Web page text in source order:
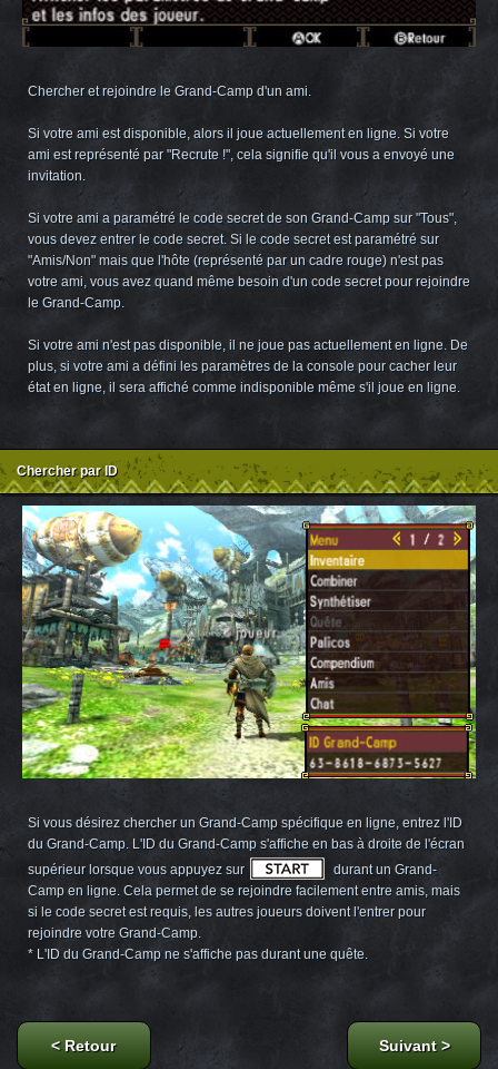
Chercher et rejoindre le Grand-Camp d'un ami.
Si votre ami est disponible, alors il joue actuellement en ligne. Si votre
ami est représenté par "Recrute !", cela signifie qu'il vous a envoyé une
invitation.
Si votre ami a paramétré le code secret de son Grand-Camp sur "Tous",
vous devez entrer le code secret. Si le code secret est paramétré sur
"Amis/Non" mais que l'hôte (représenté par un cadre rouge) n'est pas
votre ami, vous avez quand même besoin d'un code secret pour rejoindre
le Grand-Camp.
Si votre ami n'est pas disponible, il ne joue pas actuellement en ligne. De
plus, si votre ami a défini les paramètres de la console pour cacher leur
état en ligne, il sera affiché comme indisponible même s'il joue en ligne.
Chercher par ID
Si vous désirez chercher un Grand-Camp spécifique en ligne, entrez l'ID
du Grand-Camp. L'ID du Grand-Camp s'affiche en bas à droite de l'écran
supérieur lorsque vous appuyez sur
durant un Grand-
Camp en ligne. Cela permet de se rejoindre facilement entre amis, mais
si le code secret est requis, les autres joueurs doivent l'entrer pour
rejoindre votre Grand-Camp.
* L'ID du Grand-Camp ne s'affiche pas durant une quête.
Retour Suivant